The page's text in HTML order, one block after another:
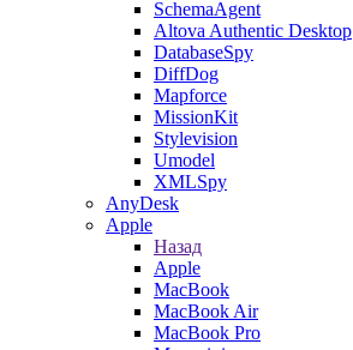
SchemaAgent
Altova Authentic Desktop
DatabaseSpy
DiffDog
Mapforce
MissionKit
Stylevision
Umodel
XMLSpy
AnyDesk
Apple
Назад
Apple
MacBook
MacBook Air
MacBook Pro